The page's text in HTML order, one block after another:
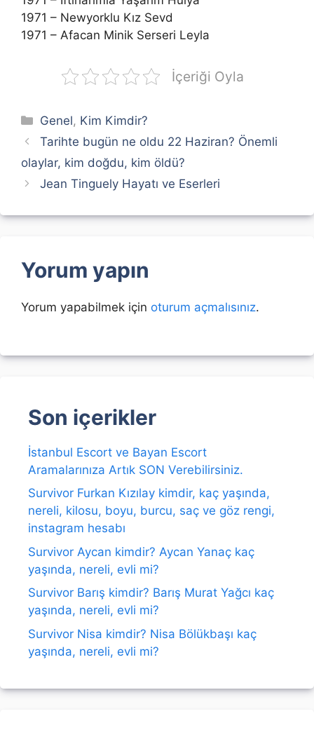
1971 – Newyorklu Kız Sevd
1971 – Afacan Minik Serseri Leyla
İçeriği Oyla
Kategoriler
Genel, Kim Kimdir?
Tarihte bugün ne oldu 22 Haziran? Önemli
olaylar, kim doğdu, kim öldü?
Jean Tinguely Hayatı ve Eserleri
Yorum yapın
Yorum yapabilmek için oturum açmalısınız.
Son içerikler
İstanbul Escort ve Bayan Escort
Aramalarınıza Artık SON Verebilirsiniz.
Survivor Furkan Kızılay kimdir, kaç yaşında,
nereli, kilosu, boyu, burcu, saç ve göz rengi,
instagram hesabı
Survivor Aycan kimdir? Aycan Yanaç kaç
yaşında, nereli, evli mi?
Survivor Barış kimdir? Barış Murat Yağcı kaç
yaşında, nereli, evli mi?
Survivor Nisa kimdir? Nisa Bölükbaşı kaç
yaşında, nereli, evli mi?